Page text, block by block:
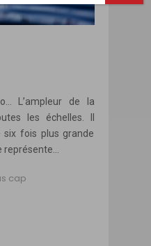
L’ampleur de la
les échelles. Il
six fois plus grande
cap